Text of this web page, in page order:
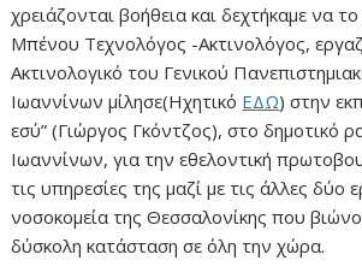
χρειάζονται βοήθεια και δεχτήκαμε να
Μπένου Τεχνολόγος -Ακτινολόγος,
Ακτινολογικό του Γενικού
Ιωαννίνων μίλησε(Ηχητικό ΕΔΩ) στην
εσύ” (Γιώργος Γκόντζος), στο δημοτικό
Ιωαννίνων, για την εθελοντική
τις υπηρεσίες της μαζί με τις άλλες δύο
νοσοκομεία της Θεσσαλονίκης που
δύσκολη κατάσταση σε όλη την χώρα.